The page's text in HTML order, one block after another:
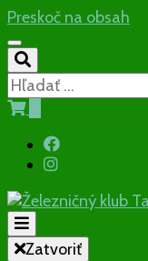
Preskoč na obsah
Hľadať:
Občianske združenie
Zatvoriť